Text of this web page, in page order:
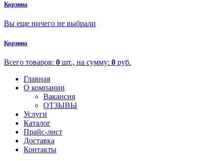
Корзина
Вы еще ничего не выбрали
Корзина
Всего товаров: 0 шт., на сумму: 0 руб.
Главная
О компании
Вакансия
ОТЗЫВЫ
Услуги
Каталог
Прайс-лист
Доставка
Контакты